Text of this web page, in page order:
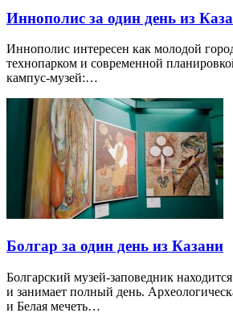
Иннополис за один день из
Иннополис интересен как молодой
технопарком и современной
кампус-музей:…
Болгар за один день из Казани
Болгарский музей-заповедник
и занимает полный день.
и Белая мечеть…